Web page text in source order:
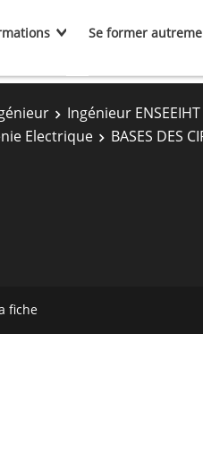
Se former
Ingénieur
Electrique
BASES DES
fiche